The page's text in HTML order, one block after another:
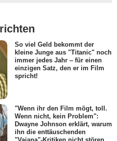
So viel Geld bekommt der
kleine Junge aus "Titanic" noch
immer jedes Jahr ‒ für einen
einzigen Satz, den er im Film
spricht!
"Wenn ihr den Film mögt, toll.
Wenn nicht, kein Problem":
Dwayne Johnson erklärt, warum
ihn die enttäuschenden